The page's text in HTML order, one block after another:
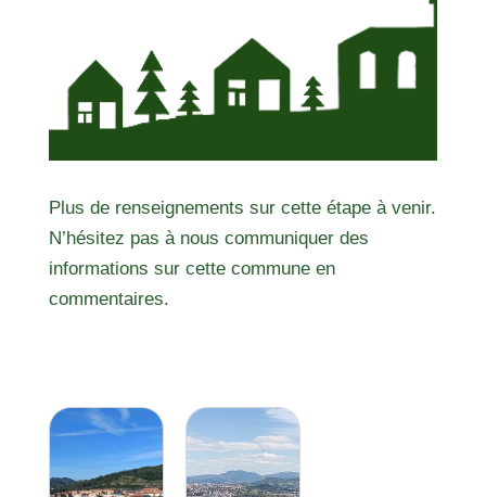
Plus de renseignements sur cette étape à venir.
N’hésitez pas à nous communiquer des
informations sur cette commune en
commentaires.